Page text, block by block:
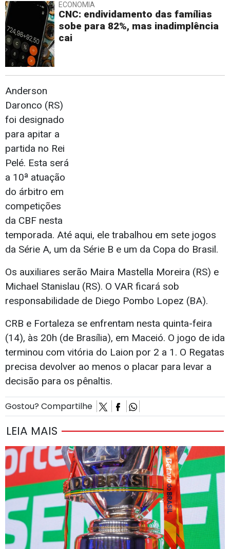
ECONOMIA
CNC: endividamento das famílias
sobe para 82%, mas inadimplência
cai
Anderson
Daronco (RS)
foi designado
para apitar a
partida no Rei
Pelé. Esta será
a 10ª atuação
do árbitro em
competições
da CBF nesta
temporada. Até aqui, ele trabalhou em sete jogos
da Série A, um da Série B e um da Copa do Brasil.
Os auxiliares serão Maira Mastella Moreira (RS) e
Michael Stanislau (RS). O VAR ficará sob
responsabilidade de Diego Pombo Lopez (BA).
CRB e Fortaleza se enfrentam nesta quinta-feira
(14), às 20h (de Brasília), em Maceió. O jogo de ida
terminou com vitória do Laion por 2 a 1. O Regatas
precisa devolver ao menos o placar para levar a
decisão para os pênaltis.
Gostou? Compartilhe
LEIA MAIS